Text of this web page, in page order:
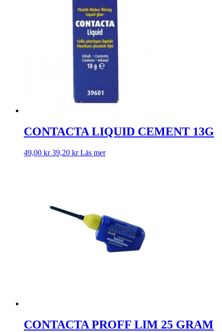
CONTACTA LIQUID CEMENT 13G
49,00 kr 39,20 kr Läs mer
CONTACTA PROFF LIM 25 GRAM